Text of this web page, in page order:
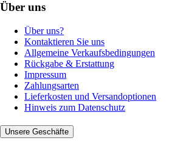
Über uns
Über uns?
Kontaktieren Sie uns
Allgemeine Verkaufsbedingungen
Rückgabe & Erstattung
Impressum
Zahlungsarten
Lieferkosten und Versandoptionen
Hinweis zum Datenschutz
Unsere Geschäfte